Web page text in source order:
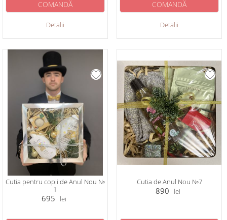
Detalii
COMANDĂ
Detalii
COMANDĂ
Cutia pentru copii de Anul Nou №
1
695 lei
Cutia de Anul Nou №7
890 lei